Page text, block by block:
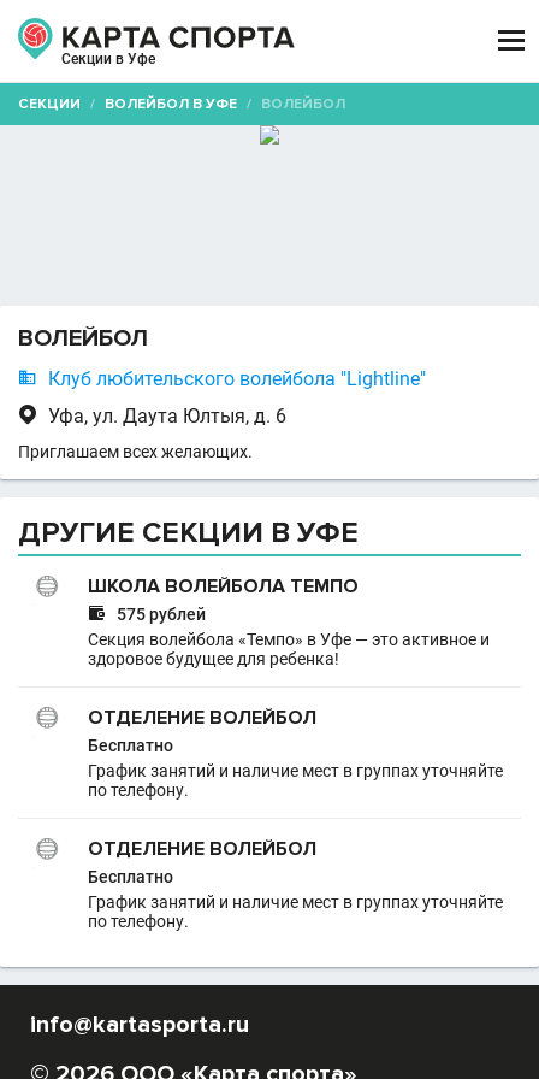
Секции в Уфе

СЕКЦИИ / ВОЛЕЙБОЛ В УФЕ / ВОЛЕЙБОЛ
ВОЛЕЙБОЛ
 Клуб любительского волейбола "Lightline"
 Уфа, ул. Даута Юлтыя, д. 6
Приглашаем всех желающих.
ДРУГИЕ СЕКЦИИ В УФЕ
ШКОЛА ВОЛЕЙБОЛА ТЕМПО

575 рублей
Секция волейбола «Темпо» в Уфе — это активное и
здоровое будущее для ребенка!
ОТДЕЛЕНИЕ ВОЛЕЙБОЛ
Бесплатно
График занятий и наличие мест в группах уточняйте
по телефону.
ОТДЕЛЕНИЕ ВОЛЕЙБОЛ
Бесплатно
График занятий и наличие мест в группах уточняйте
по телефону.
info@kartasporta.ru